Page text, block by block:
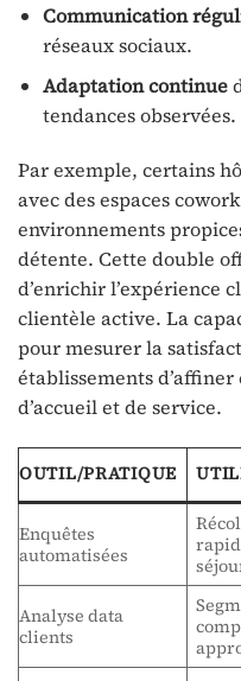
Communication
réseaux sociaux.
Adaptation continue
tendances observées.
Par exemple, certains
avec des espaces
environnements
détente. Cette double
d’enrichir l’expérience
clientèle active. La
pour mesurer la
établissements
d’accueil et de service.
OUTIL/PRATIQUE
Enquêtes
automatisées
Analyse data
clients